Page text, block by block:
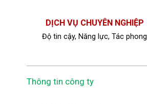
DỊCH VỤ CHUYÊN NGHIỆP
Độ tin cậy, Năng lực, Tác phong
Thông tin công ty